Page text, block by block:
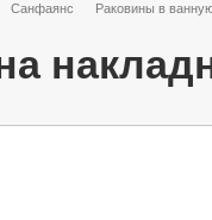
Санфаянс Раковины в